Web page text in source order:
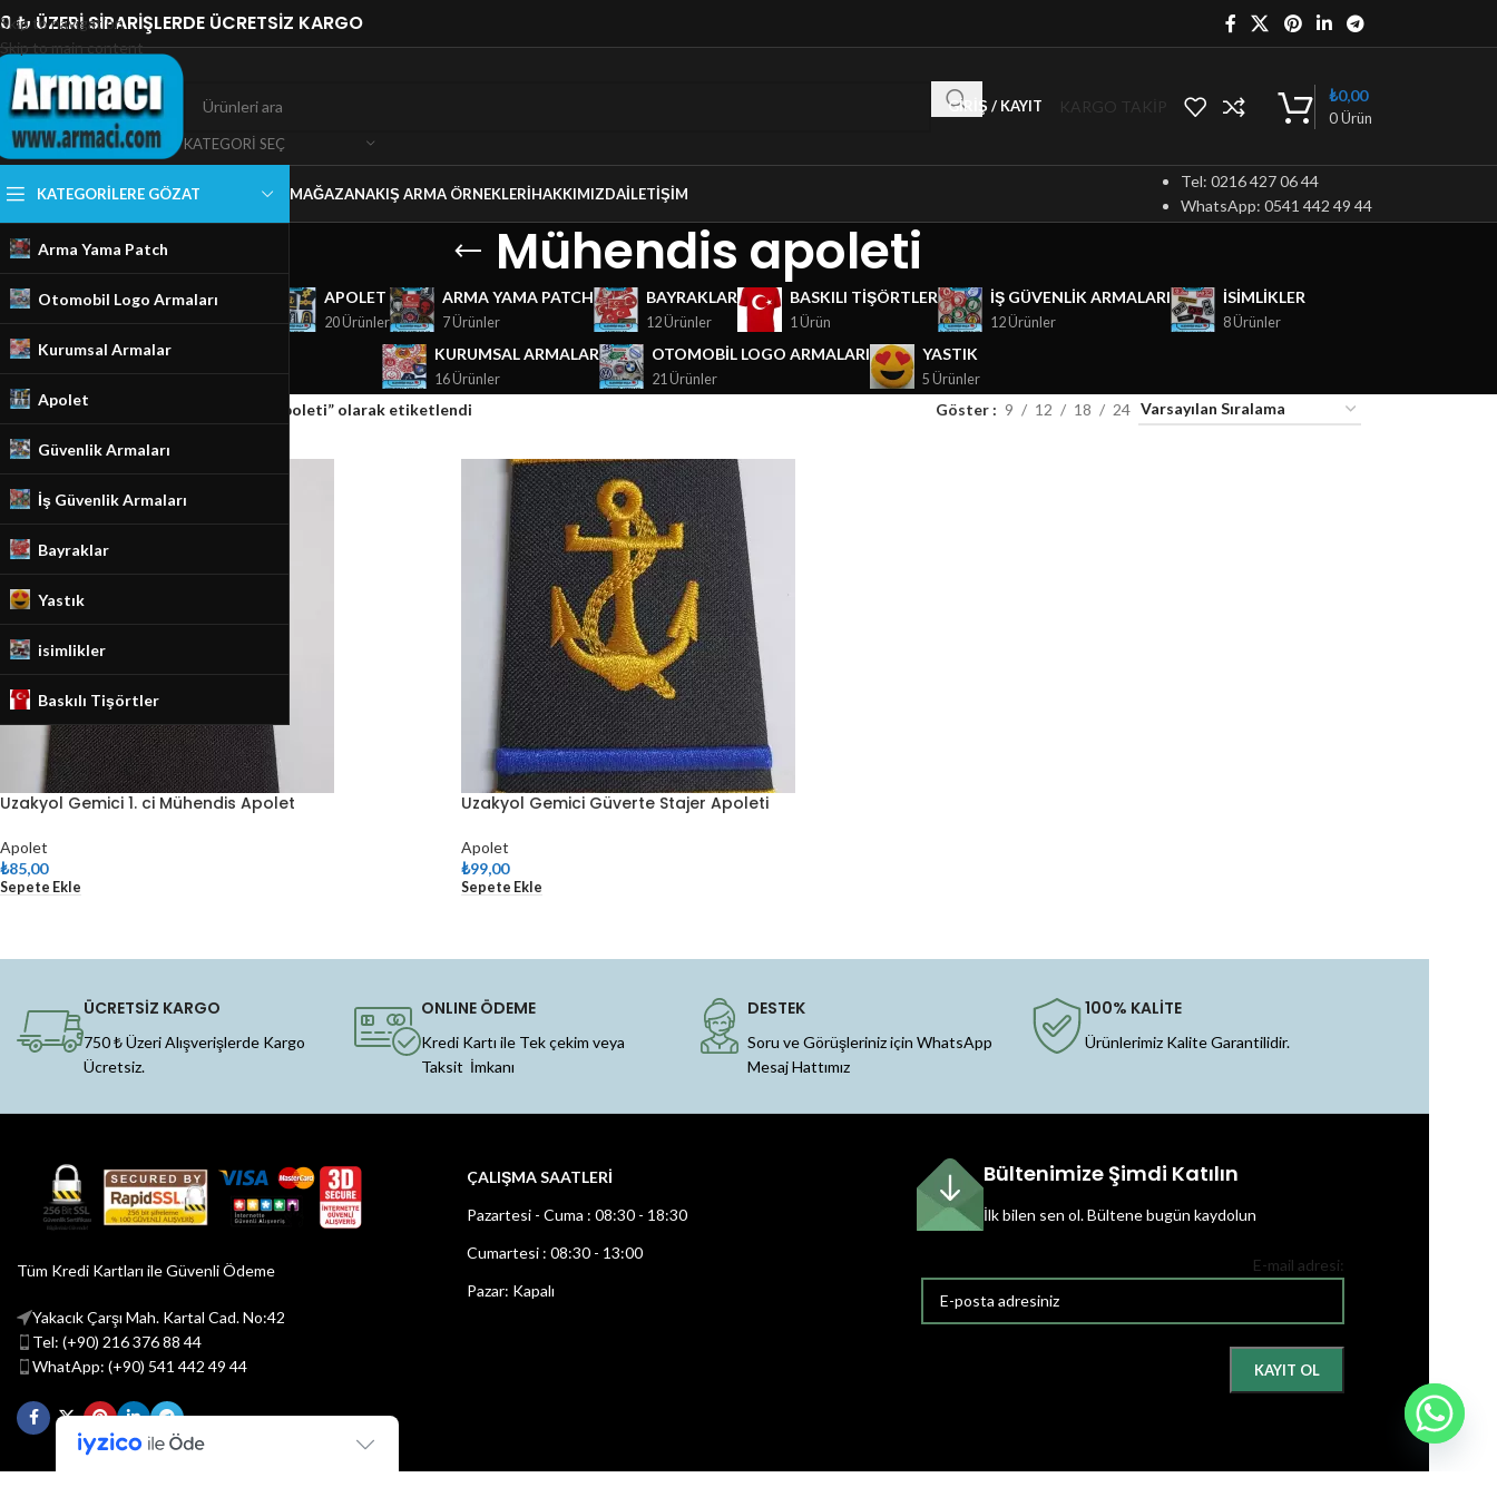
Skip to navigation
Skip to main content
₺ ÜZERİ SİPARİŞLERDE ÜCRETSİZ KARGO
KATEGORI SEÇ
GIRIŞ / KAYIT KARGO TAKİP
0Ürün
₺0,00
KATEGORILERE GÖZAT
Arma Yama Patch
Otomobil Logo Armaları
Kurumsal Armalar
Apolet
Güvenlik Armaları
İş Güvenlik Armaları
Bayraklar
Yastık
isimlikler
Baskılı Tişörtler
MAĞAZANAKIŞ ARMA ÖRNEKLERIHAKKIMIZDAİLETIŞIM
Tel: 0216 427 06 44
WhatsApp: 0541 442 49 44
Mühendis apoleti
GÜVENLIK ARMALARI
18 Ürünler
APOLET
20 Ürünler
ARMA YAMA PATCH
7 Ürünler
BAYRAKLAR
12 Ürünler
BASKILI TIŞÖRTLER
1 Ürün
İŞ GÜVENLIK ARMALARI
12 Ürünler
ISIMLIKLER
8 Ürünler
KURUMSAL ARMALAR
16 Ürünler
OTOMOBIL LOGO ARMALARI
21 Ürünler
YASTIK
5 Ürünler
Ana Sayfa/Mağaza Ürünler “Mühendis apoleti” olarak etiketlendi Göster 9 12 18 24
Uzakyol Gemici 1. ci Mühendis Apolet
Apolet
₺85,00
Sepete Ekle
Uzakyol Gemici Güverte Stajer Apoleti
Apolet
₺99,00
Sepete Ekle
ÜCRETSİZ KARGO
750 ₺ Üzeri Alışverişlerde Kargo
Ücretsiz.
ONLINE ÖDEME
Kredi Kartı ile Tek çekim veya
Taksit İmkanı
DESTEK
Soru ve Görüşleriniz için WhatsApp
Mesaj Hattımız
100% KALİTE
Ürünlerimiz Kalite Garantilidir.
Tüm Kredi Kartları ile Güvenli Ödeme
Yakacık Çarşı Mah. Kartal Cad. No:42
Tel: (+90) 216 376 88 44
WhatApp: (+90) 541 442 49 44
ÇALIŞMA SAATLERİ
Pazartesi - Cuma : 08:30 - 18:30
Cumartesi : 08:30 - 13:00
Pazar: Kapalı
Bültenimize Şimdi Katılın
İlk bilen sen ol.Bültene bugün kaydolun
E-mail adresi: